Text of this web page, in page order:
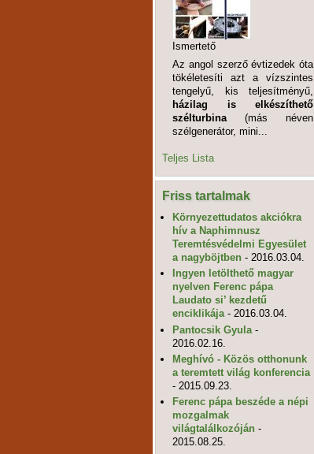
Ismertető
Az angol szerző évtizedek óta
tökéletesíti azt a vízszintes
tengelyű, kis teljesítményű,
házilag is elkészíthető
szélturbina(más néven
szélgenerátor, mini...
Teljes Lista
Friss tartalmak
Környezettudatos akciókra
hív a Naphimnusz
Teremtésvédelmi Egyesület
a nagyböjtben - 2016.03.04.
Ingyen letölthető magyar
nyelven Ferenc pápa
Laudato si’ kezdetű
enciklikája - 2016.03.04.
Pantocsik Gyula -
2016.02.16.
Meghívó - Közös otthonunk
a teremtett világ konferencia
- 2015.09.23.
Ferenc pápa beszéde a népi
mozgalmak
világtalálkozóján -
2015.08.25.